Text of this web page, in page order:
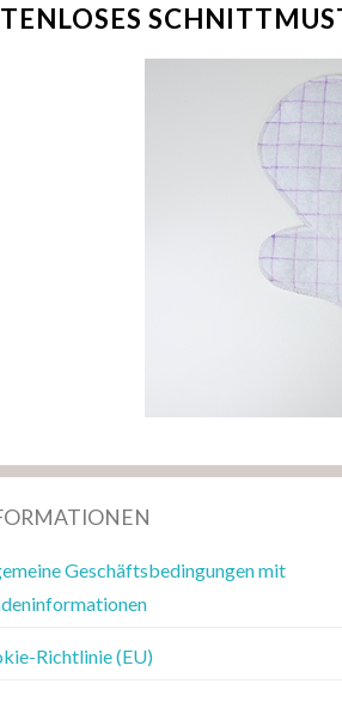
Geschäftsbedingungen mit
Richtlinie (EU)